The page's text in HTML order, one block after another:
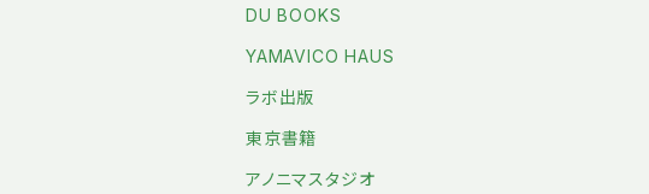
DU BOOKS
YAMAVICO HAUS
ラボ出版
東京書籍
アノニマスタジオ